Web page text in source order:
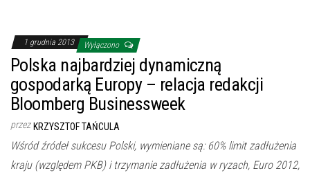
1 grudnia 2013 Wyłączono
Polska najbardziej dynamiczną
gospodarką Europy – relacja redakcji
Bloomberg Businessweek
przez KRZYSZTOF TAŃCULA
Wśród źródeł sukcesu Polski, wymieniane są: 60% limit zadłużenia
kraju (względem PKB) i trzymanie zadłużenia w ryzach, Euro 2012,